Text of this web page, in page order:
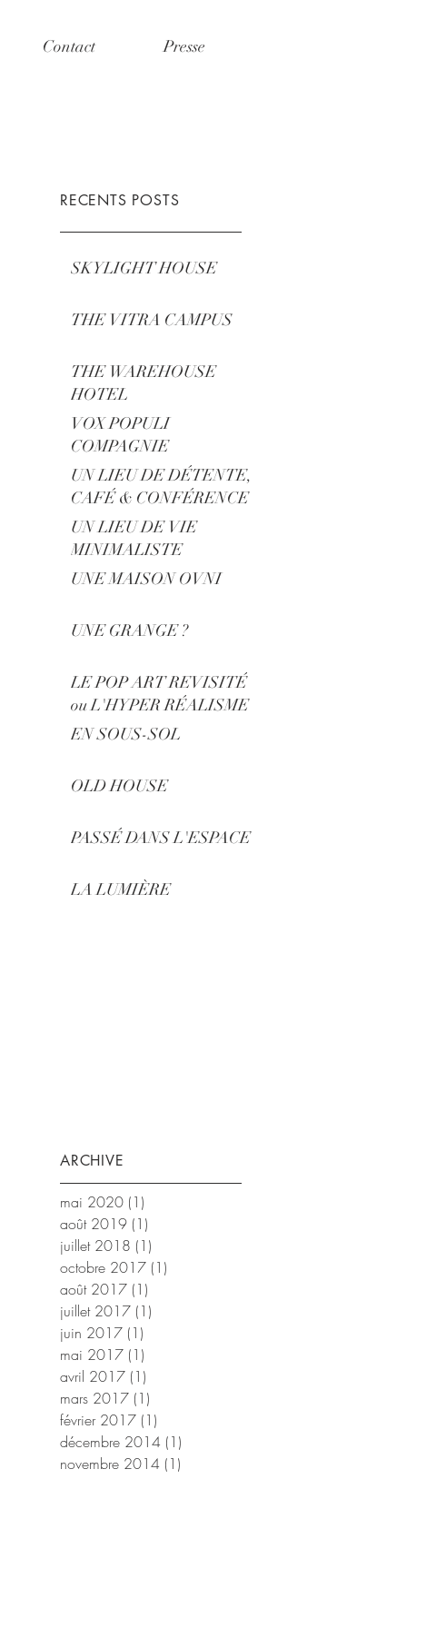
Contact Presse
SKYLIGHT HOUSE
THE VITRA CAMPUS
THE WAREHOUSE
HOTEL
VOX POPULI
COMPAGNIE
UN LIEU DE DÉTENTE,
CAFÉ & CONFÉRENCE
UN LIEU DE VIE
MINIMALISTE
UNE MAISON OVNI
UNE GRANGE ?
LE POP ART REVISITÉ
ou L'HYPER RÉALISME
?
EN SOUS-SOL
OLD HOUSE
PASSÉ DANS L'ESPACE
LA LUMIÈRE
RECENTS POSTS
ARCHIVE
mai 2020 (1)
août 2019 (1)
juillet 2018 (1)
octobre 2017 (1)
août 2017 (1)
juillet 2017 (1)
juin 2017 (1)
mai 2017 (1)
avril 2017 (1)
mars 2017 (1)
février 2017 (1)
décembre 2014 (1)
novembre 2014 (1)